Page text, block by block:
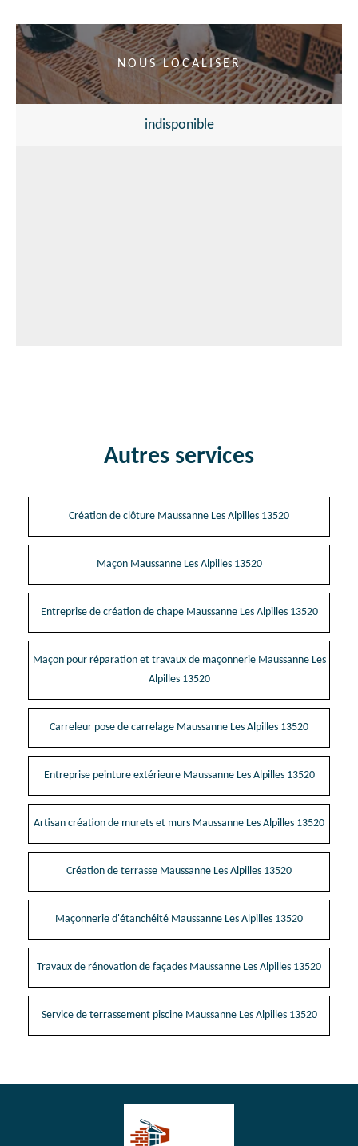
NOUS LOCALISER
indisponible
Autres services
Création de clôture Maussanne Les Alpilles 13520
Maçon Maussanne Les Alpilles 13520
Entreprise de création de chape Maussanne Les Alpilles 13520
Maçon pour réparation et travaux de maçonnerie Maussanne Les
Alpilles 13520
Carreleur pose de carrelage Maussanne Les Alpilles 13520
Entreprise peinture extérieure Maussanne Les Alpilles 13520
Artisan création de murets et murs Maussanne Les Alpilles 13520
Création de terrasse Maussanne Les Alpilles 13520
Maçonnerie d'étanchéité Maussanne Les Alpilles 13520
Travaux de rénovation de façades Maussanne Les Alpilles 13520
Service de terrassement piscine Maussanne Les Alpilles 13520